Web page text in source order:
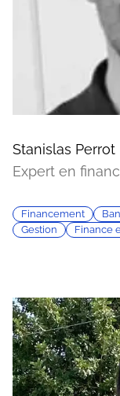
Stanislas Perrot
Expert en
Financement
Gestion
Finance